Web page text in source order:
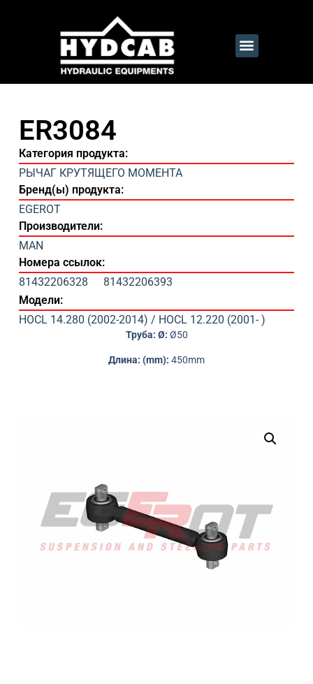
ER3084
Категория продукта:
РЫЧАГ КРУТЯЩЕГО МОМЕНТА
Бренд(ы) продукта:
EGEROT
Производители:
MAN
Номера ссылок:
81432206328
81432206393
Модели:
HOCL 14.280 (2002-2014) / HOCL 12.220 (2001- )
Труба: Ø: Ø50
Длина: (mm): 450mm